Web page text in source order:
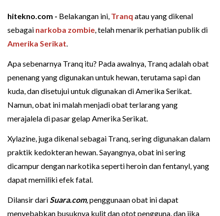
hitekno.com - Belakangan ini, Tranq atau yang dikenal
sebagai narkoba zombie, telah menarik perhatian publik di
Amerika Serikat.
Apa sebenarnya Tranq itu? Pada awalnya, Tranq adalah obat
penenang yang digunakan untuk hewan, terutama sapi dan
kuda, dan disetujui untuk digunakan di Amerika Serikat.
Namun, obat ini malah menjadi obat terlarang yang
merajalela di pasar gelap Amerika Serikat.
Xylazine, juga dikenal sebagai Tranq, sering digunakan dalam
praktik kedokteran hewan. Sayangnya, obat ini sering
dicampur dengan narkotika seperti heroin dan fentanyl, yang
dapat memiliki efek fatal.
Dilansir dariSuara.com,penggunaan obat ini dapat
menyebabkan busuknya kulit dan otot pengguna, dan jika